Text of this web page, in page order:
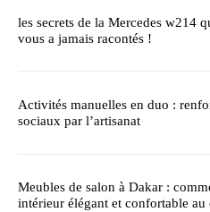
les secrets de la Mercedes w214
vous a jamais racontés !
Activités manuelles en duo :
sociaux par l’artisanat
Meubles de salon à Dakar :
intérieur élégant et confortable au